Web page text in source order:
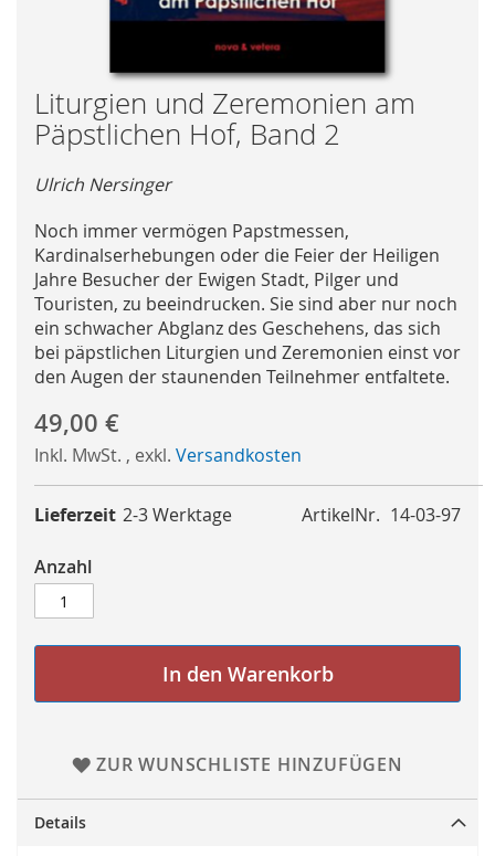
Skip
to
the
of
images
gallery
Liturgien und Zeremonien am
Päpstlichen Hof, Band 2
Ulrich Nersinger
Noch immer vermögen Papstmessen,
Kardinalserhebungen oder die Feier der Heiligen
Jahre Besucher der Ewigen Stadt, Pilger und
Touristen, zu beeindrucken. Sie sind aber nur noch
ein schwacher Abglanz des Geschehens, das sich
bei päpstlichen Liturgien und Zeremonien einst vor
den Augen der staunenden Teilnehmer entfaltete.
49,00 €
Inkl. MwSt. , exkl. Versandkosten
ArtikelNr. 14-03-97
Lieferzeit 2-3 Werktage
Anzahl
In den Warenkorb
ZUR WUNSCHLISTE HINZUFÜGEN
Details